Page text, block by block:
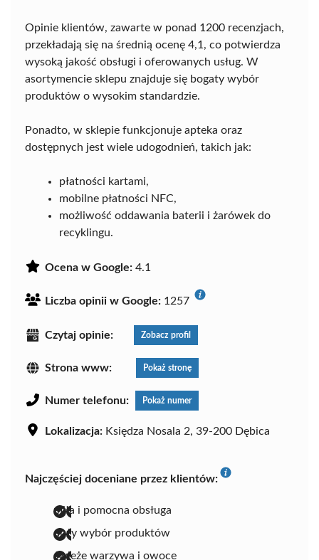
Opinie klientów, zawarte w ponad 1200 recenzjach,
przekładają się na średnią ocenę 4,1, co potwierdza
wysoką jakość obsługi i oferowanych usług. W
asortymencie sklepu znajduje się bogaty wybór
produktów o wysokim standardzie.
Ponadto, w sklepie funkcjonuje apteka oraz
dostępnych jest wiele udogodnień, takich jak:
płatności kartami,
mobilne płatności NFC,
możliwość oddawania baterii i żarówek do
recyklingu.
Ocena w Google: 4.1
Liczba opinii w Google: 1257
Czytaj opinie: Zobacz profil
Strona www: Pokaż stronę
Numer telefonu: Pokaż numer
Lokalizacja: Księdza Nosala 2, 39-200 Dębica
Najczęściej doceniane przez klientów:
miła i pomocna obsługa
duży wybór produktów
świeże warzywa i owoce